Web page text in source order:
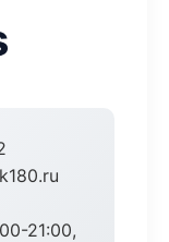
21:00,